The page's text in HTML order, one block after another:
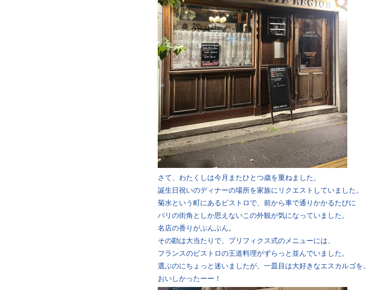
さて、わたくしは今月またひとつ歳を重ねました。
誕生日祝いのディナーの場所を家族にリクエストしていました。
菊水という町にあるビストロで、前から車で通りかかるたびに
パリの街角としか思えないこの外観が気になっていました。
名店の香りがぷんぷん。
その勘は大当たりで、プリフィクス式のメニューには、
フランスのビストロの王道料理がずらっと並んでいました。
選ぶのにちょっと迷いましたが、一皿目は大好きなエスカルゴを。
おいしかったーー！